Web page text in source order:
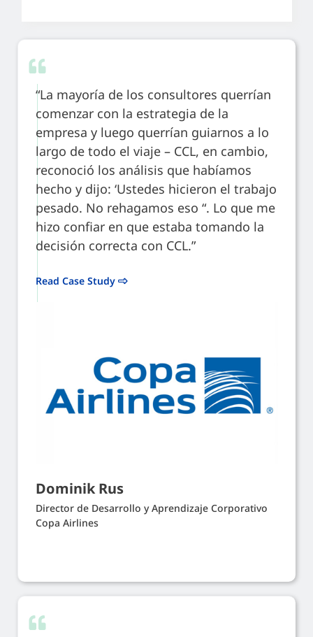
“La mayoría de los consultores querrían
comenzar con la estrategia de la
empresa y luego querrían guiarnos a lo
largo de todo el viaje – CCL, en cambio,
reconoció los análisis que habíamos
hecho y dijo: ‘Ustedes hicieron el trabajo
pesado. No rehagamos eso “. Lo que me
hizo confiar en que estaba tomando la
decisión correcta con CCL.”
Read Case Study
Dominik Rus
Director de Desarrollo y Aprendizaje Corporativo
Copa Airlines